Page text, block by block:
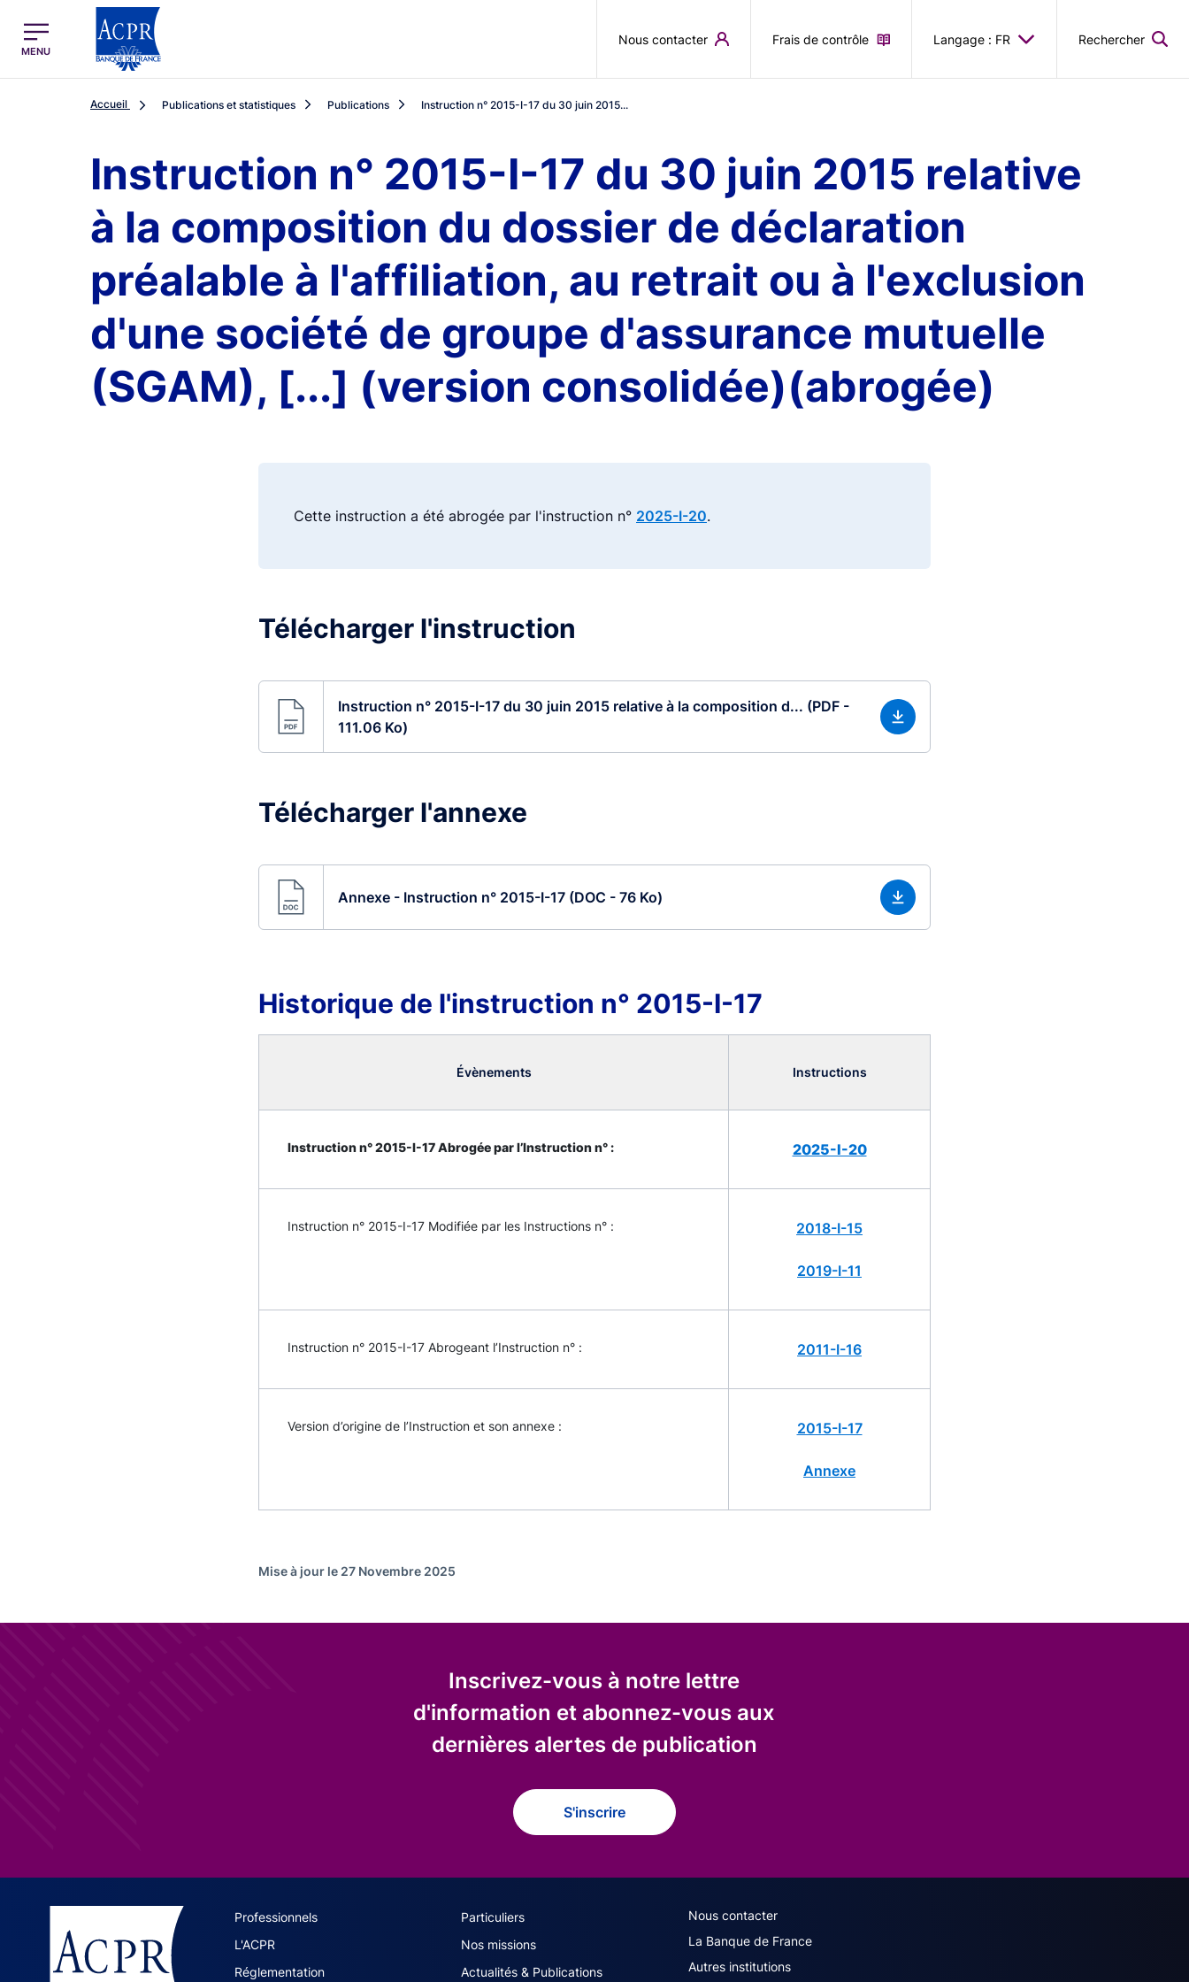
ACPR Menu Principal (French)
MENU
Nous contacter Frais de contrôle Langage : FR Rechercher
Accueil Publications et statistiques Publications Instruction n° 2015-I-17 du 30 juin 2015...
Instruction n° 2015-I-17 du 30 juin 2015 relative
à la composition du dossier de déclaration
préalable à l'affiliation, au retrait ou à l'exclusion
d'une société de groupe d'assurance mutuelle
(SGAM), [...] (version consolidée)(abrogée)
Cette instruction a été abrogée par l'instruction n° 2025-I-20.
Télécharger l'instruction
Instruction n° 2015-I-17 du 30 juin 2015 relative à la composition d... (PDF -
111.06 Ko)
Télécharger l'annexe
Annexe - Instruction n° 2015-I-17 (DOC - 76 Ko)
Historique de l'instruction n° 2015-I-17
Évènements Instructions
Instruction n° 2015-I-17 Abrogée par l’Instruction n° : 2025-I-20
Instruction n° 2015-I-17 Modifiée par les Instructions n° : 2018-I-15
2019-I-11
Instruction n° 2015-I-17 Abrogeant l’Instruction n° : 2011-I-16
Version d’origine de l’Instruction et son annexe : 2015-I-17
Annexe
Mise à jour le 27 Novembre 2025
Inscrivez-vous à notre lettre
d'information et abonnez-vous aux
dernières alertes de publication
S'inscrire
ACPR site navigation (French)
Professionnels
Particuliers
L'ACPR
Nos missions
Réglementation
Actualités & Publications
ACPR footer secondary menu (French)
Nous contacter
La Banque de France
Autres institutions